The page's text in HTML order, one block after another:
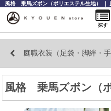
庭職衣装（足袋・脚絆・
風格 乗馬ズボン（
探す